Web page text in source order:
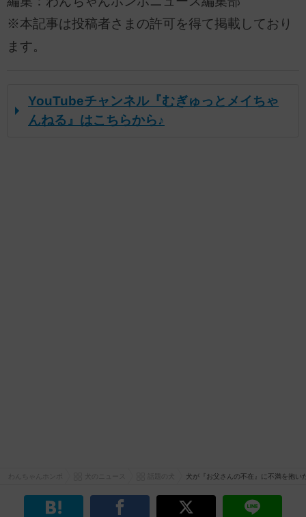
※本記事は投稿者さまの許可を得て掲載しており
ます。
YouTubeチャンネル『むぎゅっとメイちゃ
んねる』はこちらから♪
犬が『お父さんの不在』に不満を抱